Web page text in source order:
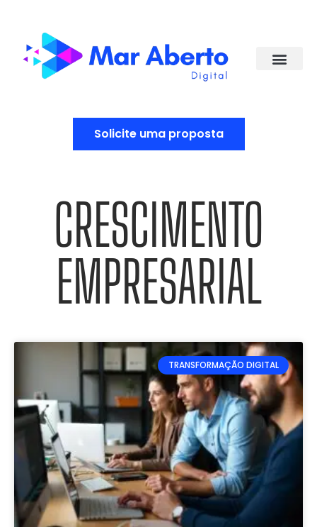
Solicite uma proposta
CRESCIMENTO
EMPRESARIAL
TRANSFORMAÇÃO DIGITAL